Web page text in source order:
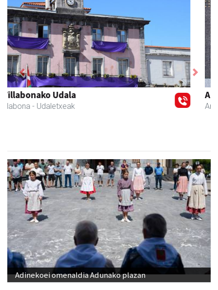
Amasa kafetegia
Amasa-Villabona - Gozotegiak
Previous Next
Adinekoei omenaldia Adunako plazan